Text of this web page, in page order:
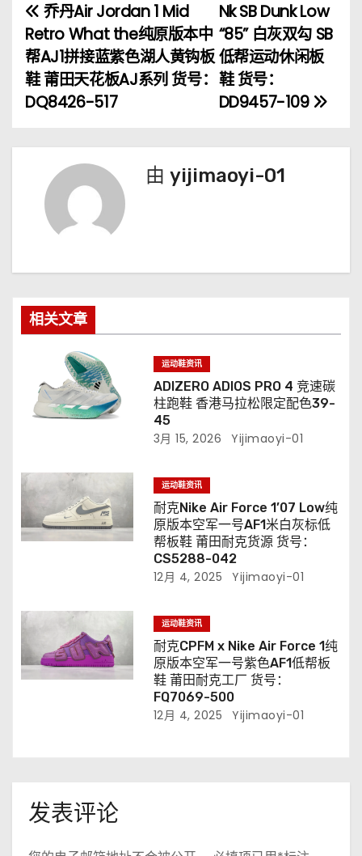
文
章
导
航
Nk SB Dunk Low
“85” 白灰双勾 SB
低帮运动休闲板
鞋 货号：
DD9457-109
乔丹Air Jordan 1 Mid
Retro What the纯原版本中
帮AJ1拼接蓝紫色湖人黄钩板
鞋 莆田天花板AJ系列 货号：
DQ8426-517
由 yijimaoyi-01
相关文章
运动鞋资讯
ADIZERO ADIOS PRO 4 竞速碳
柱跑鞋 香港马拉松限定配色39-
45
3月 15, 2026 Yijimaoyi-01
运动鞋资讯
耐克Nike Air Force 1’07 Low纯
原版本空军一号AF1米白灰标低
帮板鞋 莆田耐克货源 货号：
CS5288-042
12月 4, 2025 Yijimaoyi-01
运动鞋资讯
耐克CPFM x Nike Air Force 1纯
原版本空军一号紫色AF1低帮板
鞋 莆田耐克工厂 货号：
FQ7069-500
12月 4, 2025 Yijimaoyi-01
发表评论